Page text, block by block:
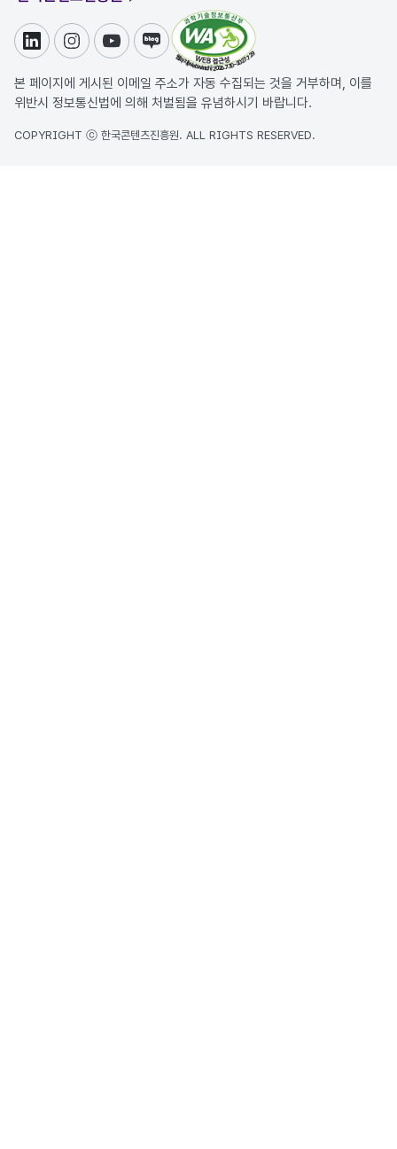
링크드인인스타그램
유튜브블로그
본 페이지에 게시된 이메일 주소가 자동 수집되는 것을 거부하며, 이를
위반시 정보통신법에 의해 처벌됨을 유념하시기 바랍니다.
COPYRIGHT ⓒ 한국콘텐츠진흥원. ALL RIGHTS RESERVED.